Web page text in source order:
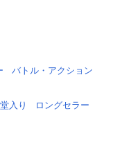
バトル・アクション
入り
ロングセラー